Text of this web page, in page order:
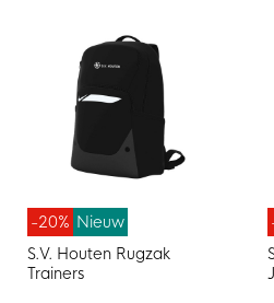
-20% Nieuw
S.V. Houten Rugzak
Trainers